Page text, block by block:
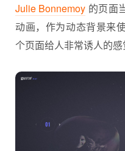
Julie Bonnemoy 的页面
动画，作为动态背景来
个页面给人非常诱人的感